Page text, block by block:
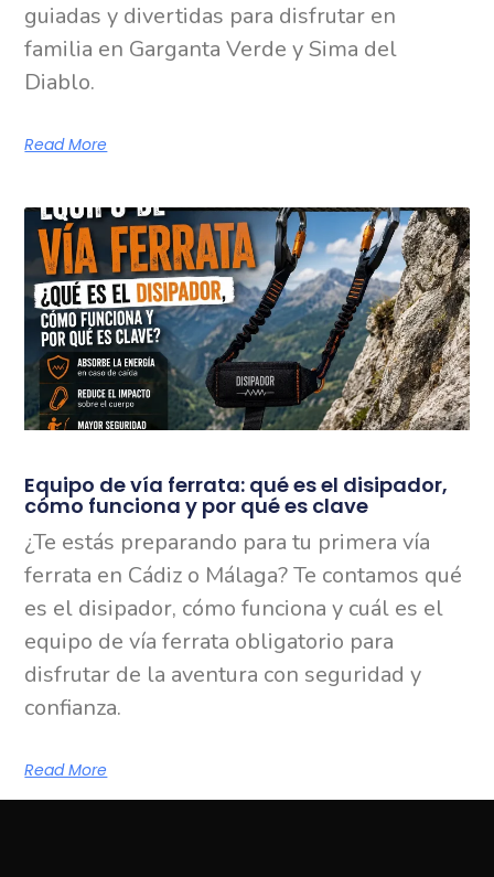
guiadas y divertidas para disfrutar en
familia en Garganta Verde y Sima del
Diablo.
Read More
Equipo de vía ferrata: qué es el disipador,
cómo funciona y por qué es clave
¿Te estás preparando para tu primera vía
ferrata en Cádiz o Málaga? Te contamos qué
es el disipador, cómo funciona y cuál es el
equipo de vía ferrata obligatorio para
disfrutar de la aventura con seguridad y
confianza.
Read More